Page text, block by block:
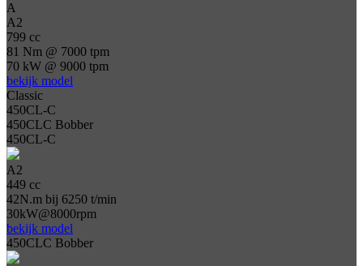
A
A2
799 cc
81 Nm @ 7000 tpm
70 kW @ 9000 tpm
bekijk model
Classic
450CL-C
450CLC Bobber
450CL-C
A2
449 cc
42N.m bij 6250 t/min
30kW@8000rpm
bekijk model
450CLC Bobber